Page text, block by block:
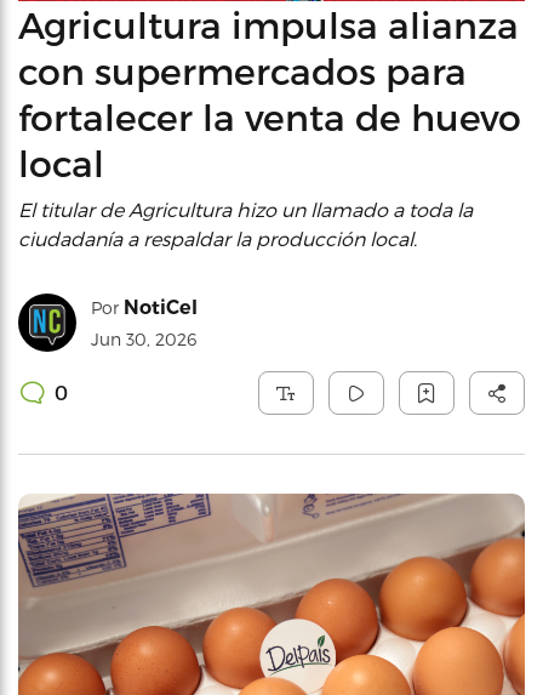
Agricultura impulsa alianza
con supermercados para
fortalecer la venta de huevo
local
El titular de Agricultura hizo un llamado a toda la
ciudadanía a respaldar la producción local.
Por NotiCel
Jun 30, 2026
0